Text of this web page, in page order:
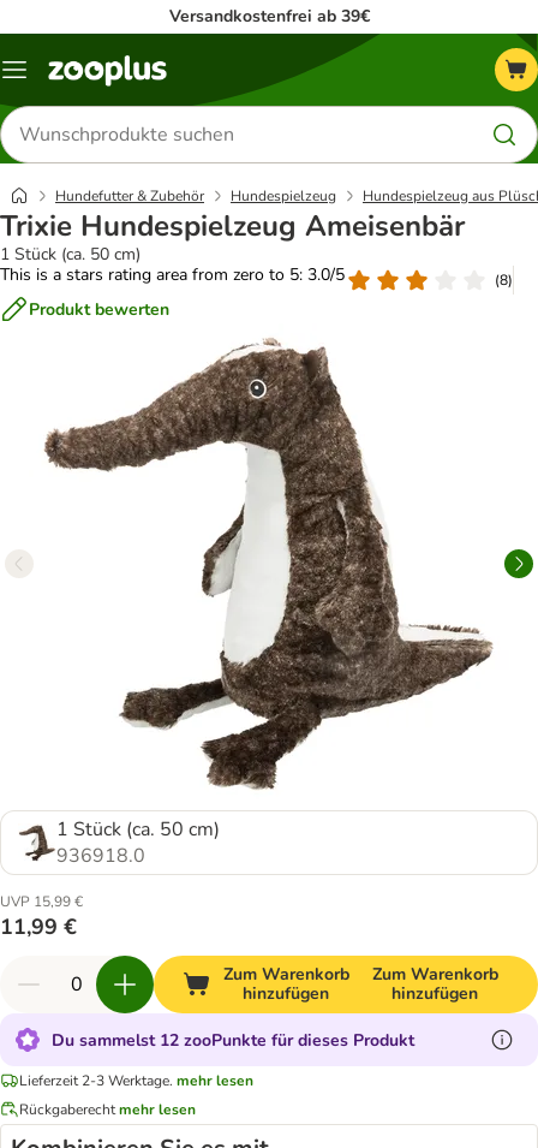
Versandkostenfrei ab 39€
Menü
Produkte
suchen
Hundefutter & Zubehör Hundespielzeug Hundespielzeug aus
Trixie Hundespielzeug Ameisenbär
1 Stück (ca. 50 cm)
This is a stars rating area from zero to 5: 3.0/5
(8)
Produkt bewerten
1 Stück (ca. 50 cm)
936918.0
UVP 15,99 €
11,99 €
Zum Warenkorb
hinzufügen
Zum Warenkorb
hinzufügen
Du sammelst 12 zooPunkte für dieses Produkt
Lieferzeit 2-3 Werktage. mehr lesen
Rückgaberechtmehr lesen